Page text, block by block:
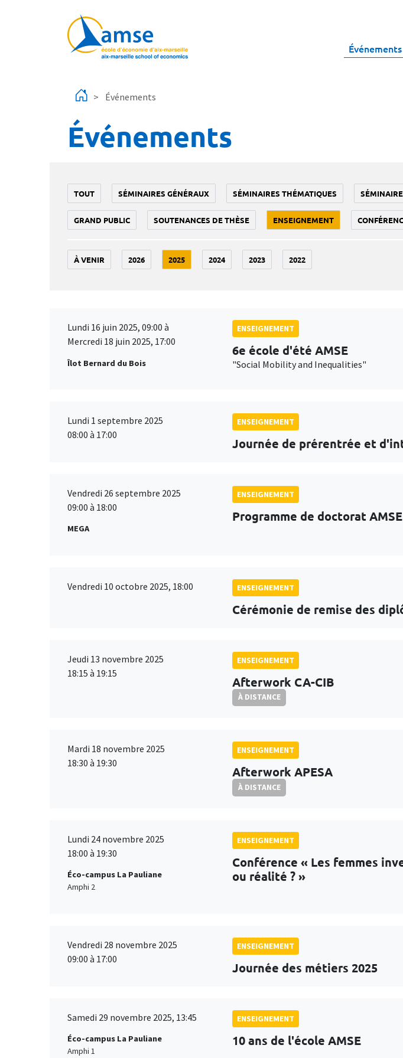
Événements
Événements
Événements
TOUT SÉMINAIRES GÉNÉRAUX SÉMINAIRES THÉMATIQUES
GRAND PUBLIC SOUTENANCES DE THÈSE ENSEIGNEMENT
À VENIR 2026 2025 2024 2023 2022
Lundi 16 juin 2025, 09:00 à
Mercredi 18 juin 2025, 17:00
Îlot Bernard du Bois
ENSEIGNEMENT
6e école d'été AMSE
"Social Mobility and Inequalities"
Lundi 1 septembre 2025
08:00 à 17:00
ENSEIGNEMENT
Journée de prérentrée et
Vendredi 26 septembre 2025
09:00 à 18:00
MEGA
ENSEIGNEMENT
Programme de doctorat
Vendredi 10 octobre 2025, 18:00 ENSEIGNEMENT
Cérémonie de remise des
Jeudi 13 novembre 2025
18:15 à 19:15
ENSEIGNEMENT
Afterwork CA-CIB
À DISTANCE
Mardi 18 novembre 2025
18:30 à 19:30
ENSEIGNEMENT
Afterwork APESA
À DISTANCE
Lundi 24 novembre 2025
18:00 à 19:30
Éco-campus La Pauliane
Amphi 2
ENSEIGNEMENT
Conférence « Les femmes
ou réalité ? »
Vendredi 28 novembre 2025
09:00 à 17:00
ENSEIGNEMENT
Journée des métiers 2025
Samedi 29 novembre 2025, 13:45
Éco-campus La Pauliane
Amphi 1
ENSEIGNEMENT
10 ans de l'école AMSE